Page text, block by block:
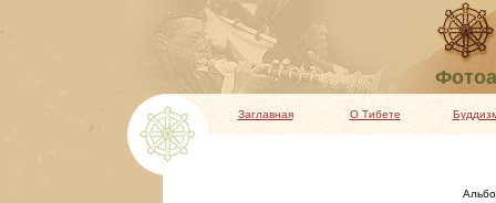
Заглавная О Тибете